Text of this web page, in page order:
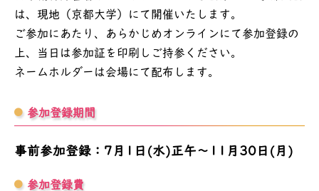
は、現地（京都大学）にて開催いたします。
ご参加にあたり、あらかじめオンラインにて参加登録の
上、当日は参加証を印刷しご持参ください。
ネームホルダーは会場にて配布します。
参加登録期間
事前参加登録：7月1日(水)正午～11月30日(月)
参加登録費